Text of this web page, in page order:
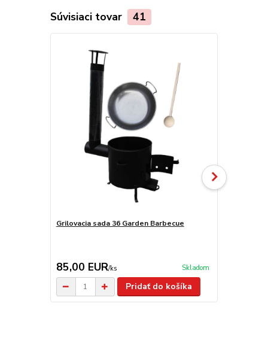
Súvisiaci tovar 41
Grilovacia sada 36 Garden Barbecue
85,00 EUR/ks Skladom
Pridať do košíka